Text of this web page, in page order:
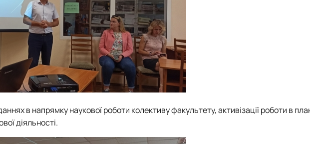
в напрямку наукової роботи колективу факультету, активізації роботи в
діяльності.